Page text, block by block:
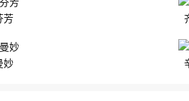
芳
妙